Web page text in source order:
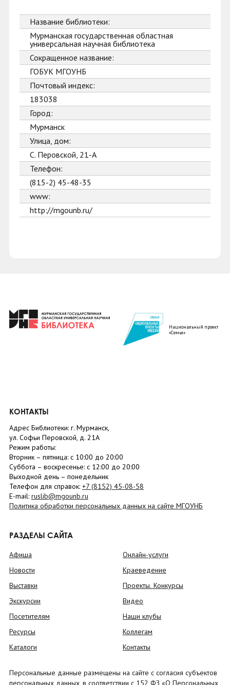
Название библиотеки:
Мурманская государственная областная
универсальная научная библиотека
Сокращенное название:
ГОБУК МГОУНБ
Почтовый индекс:
183038
Город:
Мурманск
Улица, дом:
С. Перовской, 21-А
Телефон:
(815-2) 45-48-35
www:
http://mgounb.ru/
Национальный проект
«Семья»
КОНТАКТЫ
Адрес Библиотеки: г. Мурманск,
ул. Софьи Перовской, д. 21А
Режим работы:
Вторник – пятница: с 10:00 до 20:00
Суббота – воскресенье: c 12:00 до 20:00
Выходной день – понедельник
Телефон для справок: +7 (8152) 45-08-58
E-mail: ruslib@mgounb.ru
Политика обработки персональных данных на сайте МГОУНБ
РАЗДЕЛЫ САЙТА
Афиша
Новости
Выставки
Экскурсии
Посетителям
Ресурсы
Каталоги
Онлайн-услуги
Краеведение
Проекты. Конкурсы
Видео
Наши клубы
Коллегам
Контакты
Персональные данные размещены на сайте с согласия субъектов
персональных данных, в соответствии с 152 ФЗ «О Персональных